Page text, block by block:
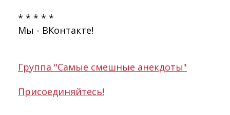
* * * * *
Мы - ВКонтакте!
Группа "Самые смешные анекдоты"
Присоединяйтесь!